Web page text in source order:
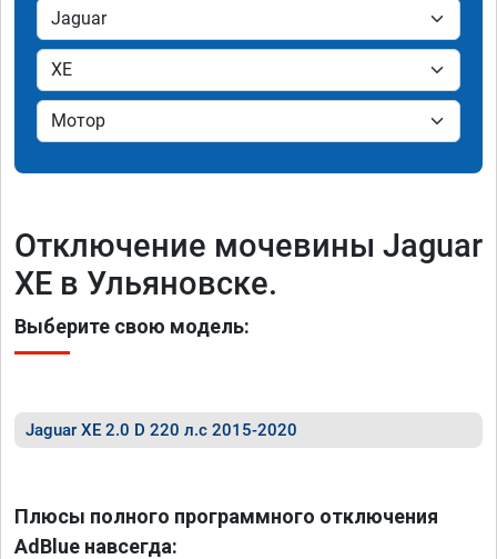
Отключение мочевины Jaguar
XE в Ульяновске.
Выберите свою модель:
Jaguar XE 2.0 D 220 л.с 2015-2020
Плюсы полного программного отключения
AdBlue навсегда: